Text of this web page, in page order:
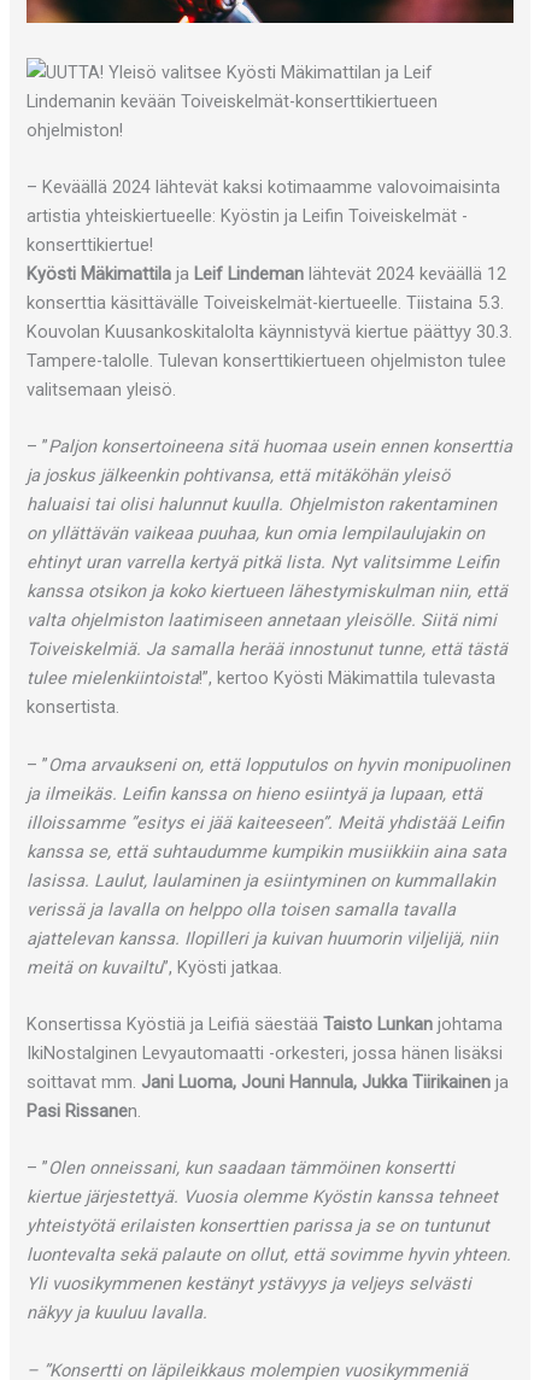
– Keväällä 2024 lähtevät kaksi kotimaamme valovoimaisinta
artistia yhteiskiertueelle: Kyöstin ja Leifin Toiveiskelmät -
konserttikiertue!
Kyösti Mäkimattila ja Leif Lindemanlähtevät 2024 keväällä 12
konserttia käsittävälle Toiveiskelmät-kiertueelle. Tiistaina 5.3.
Kouvolan Kuusankoskitalolta käynnistyvä kiertue päättyy 30.3.
Tampere-talolle. Tulevan konserttikiertueen ohjelmiston tulee
valitsemaan yleisö.
– ”Paljon konsertoineena sitä huomaa usein ennen konserttia
ja joskus jälkeenkin pohtivansa, että mitäköhän yleisö
haluaisi tai olisi halunnut kuulla. Ohjelmiston rakentaminen
on yllättävän vaikeaa puuhaa, kun omia lempilaulujakin on
ehtinyt uran varrella kertyä pitkä lista. Nyt valitsimme Leifin
kanssa otsikon ja koko kiertueen lähestymiskulman niin, että
valta ohjelmiston laatimiseen annetaan yleisölle. Siitä nimi
Toiveiskelmiä. Ja samalla herää innostunut tunne, että tästä
tulee mielenkiintoista!”, kertoo Kyösti Mäkimattila tulevasta
konsertista.
– ”Oma arvaukseni on, että lopputulos on hyvin monipuolinen
ja ilmeikäs. Leifin kanssa on hieno esiintyä ja lupaan, että
illoissamme ”esitys ei jää kaiteeseen”. Meitä yhdistää Leifin
kanssa se, että suhtaudumme kumpikin musiikkiin aina sata
lasissa. Laulut, laulaminen ja esiintyminen on kummallakin
verissä ja lavalla on helppo olla toisen samalla tavalla
ajattelevan kanssa. Ilopilleri ja kuivan huumorin viljelijä, niin
meitä on kuvailtu”, Kyösti jatkaa.
Konsertissa Kyöstiä ja Leifiä säestää Taisto Lunkan johtama
IkiNostalginen Levyautomaatti -orkesteri, jossa hänen lisäksi
soittavat mm. Jani Luoma, Jouni Hannula, Jukka Tiirikainen ja
Pasi Rissanen.
– ”Olen onneissani, kun saadaan tämmöinen konsertti
kiertue järjestettyä. Vuosia olemme Kyöstin kanssa tehneet
yhteistyötä erilaisten konserttien parissa ja se on tuntunut
luontevalta sekä palaute on ollut, että sovimme hyvin yhteen.
Yli vuosikymmenen kestänyt ystävyys ja veljeys selvästi
näkyy ja kuuluu lavalla.
– ”Konsertti on läpileikkaus molempien vuosikymmeniä